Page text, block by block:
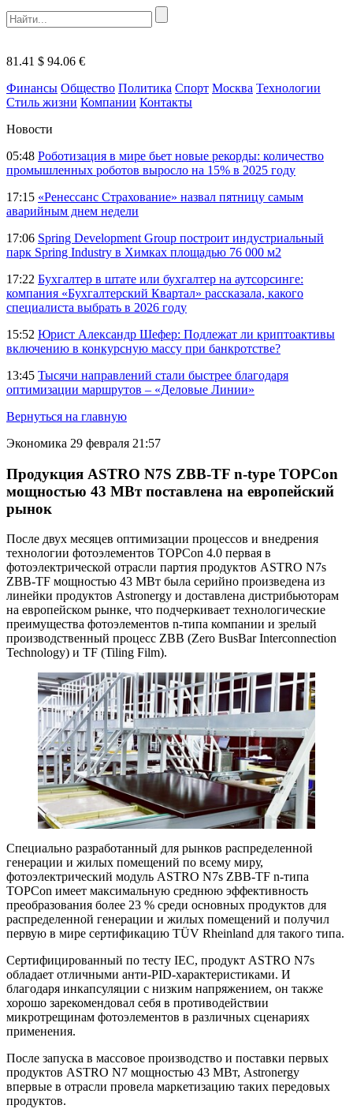
81.41 $ 94.06 €
Финансы Общество Политика Спорт Москва Технологии
Стиль жизни Компании Контакты
Новости
05:48 Роботизация в мире бьет новые рекорды: количество
промышленных роботов выросло на 15% в 2025 году
17:15 «Ренессанс Страхование» назвал пятницу самым
аварийным днем недели
17:06 Spring Development Group построит индустриальный
парк Spring Industry в Химках площадью 76 000 м2
17:22 Бухгалтер в штате или бухгалтер на аутсорсинге:
компания «Бухгалтерский Квартал» рассказала, какого
специалиста выбрать в 2026 году
15:52 Юрист Александр Шефер: Подлежат ли криптоактивы
включению в конкурсную массу при банкротстве?
13:45 Тысячи направлений стали быстрее благодаря
оптимизации маршрутов – «Деловые Линии»
Вернуться на главную
Экономика 29 февраля 21:57
Продукция ASTRO N7S ZBB-TF n-type TOPCon
мощностью 43 МВт поставлена на европейский
рынок
После двух месяцев оптимизации процессов и внедрения
технологии фотоэлементов TOPCon 4.0 первая в
фотоэлектрической отрасли партия продуктов ASTRO N7s
ZBB-TF мощностью 43 МВт была серийно произведена из
линейки продуктов Astronergy и доставлена дистрибьюторам
на европейском рынке, что подчеркивает технологические
преимущества фотоэлементов n-типа компании и зрелый
производственный процесс ZBB (Zero BusBar Interconnection
Technology) и TF (Tiling Film).
Специально разработанный для рынков распределенной
генерации и жилых помещений по всему миру,
фотоэлектрический модуль ASTRO N7s ZBB-TF n-типа
TOPCon имеет максимальную среднюю эффективность
преобразования более 23 % среди основных продуктов для
распределенной генерации и жилых помещений и получил
первую в мире сертификацию TÜV Rheinland для такого типа.
Сертифицированный по тесту IEC, продукт ASTRO N7s
обладает отличными анти-PID-характеристиками. И
благодаря инкапсуляции с низким напряжением, он также
хорошо зарекомендовал себя в противодействии
микротрещинам фотоэлементов в различных сценариях
применения.
После запуска в массовое производство и поставки первых
продуктов ASTRO N7 мощностью 43 МВт, Astronergy
впервые в отрасли провела маркетизацию таких передовых
продуктов.